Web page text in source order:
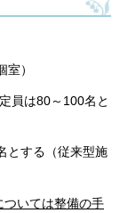
）
は80～100名と
する（従来型施
ついては整備の手